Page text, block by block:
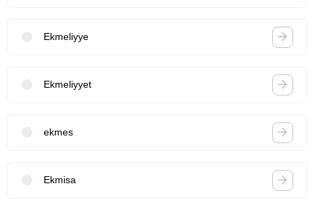
Ekmeliyye
Ekmeliyyet
ekmes
Ekmisa